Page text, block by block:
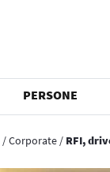
PERSONE
/Corporate / RFI,